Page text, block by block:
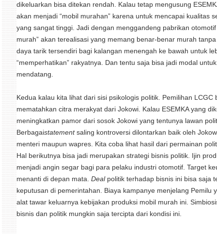
dikeluarkan bisa ditekan rendah. Kalau tetap mengusung
akan menjadi “mobil murahan” karena untuk mencapai kualitas
yang sangat tinggi. Jadi dengan menggandeng pabrikan
murah” akan terealisasi yang memang benar-benar murah
daya tarik tersendiri bagi kalangan menengah ke bawah untuk
“memperhatikan” rakyatnya. Dan tentu saja bisa jadi modal
mendatang.
Kedua kalau kita lihat dari sisi psikologis politik. Pemilihan
mematahkan citra merakyat dari Jokowi. Kalau ESEMKA yang
meningkatkan pamor dari sosok Jokowi yang tentunya lawan
Berbagaistatementsaling kontroversi dilontarkan baik oleh
menteri maupun wapres. Kita coba lihat hasil dari permainan
Hal berikutnya bisa jadi merupakan strategi bisnis politik. Ijin
menjadi angin segar bagi para pelaku industri otomotif. Target
menanti di depan mata. Dealpolitik terhadap bisnis ini bisa saja
keputusan di pemerintahan. Biaya kampanye menjelang Pemilu
alat tawar keluarnya kebijakan produksi mobil murah ini.
bisnis dan politik mungkin saja tercipta dari kondisi ini.